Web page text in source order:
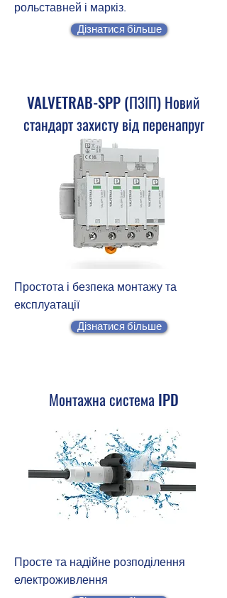
рольставней і маркіз.
Дізнатися більше
VALVETRAB-SPP (ПЗІП) Новий
стандарт захисту від перенапруг
Простота і безпека монтажу та
експлуатації
Дізнатися більше
Монтажна система IPD
Просте та надійне розподілення
електроживлення